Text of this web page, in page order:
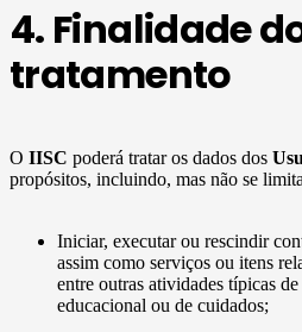
4. Finalidade
tratamento
O IISC poderá tratar os dados dos
propósitos, incluindo, mas não se
Iniciar, executar ou rescindir
assim como serviços ou itens
entre outras atividades típicas
educacional ou de cuidados;